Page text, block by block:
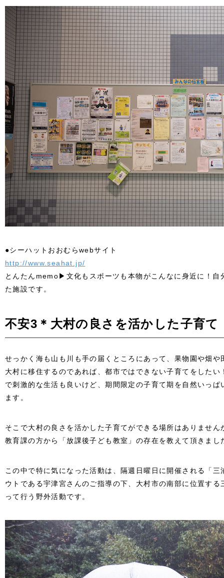
●シーハットおおむらwebサイト
http://www.seahat.jp/
とんたんmemo▶文化もスポーツも本物がこんなに身近に！自
た施設です。
不安3＊大村の良さを活かした子育て
せっかく海も山も川も手の届くところにあって、果物園や畑
大村に移住するのであれば、都市ではできない子育てをした
で刺激的な生活も良いけど、期間限定の子育て期を自然いっ
ます。
そこで大村の良さを活かした子育てができる場所はありませ
教育課の方から「放課後子ども教室」の存在を教えて頂きまし
この中で特に気になった活動は、隔週日曜日に開催される「
ウトである宇津宮さんのご指導の下、大村市の南部に位置す
って行う野外活動です。